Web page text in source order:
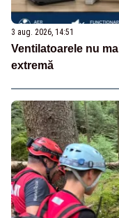
3 aug. 2026, 14:51
Ventilatoarele nu
extremă